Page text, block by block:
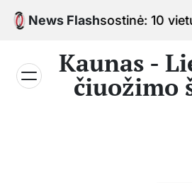
Skip
News Flash
sostinė: 10 vietų,
Kaunas -
čiuožimo